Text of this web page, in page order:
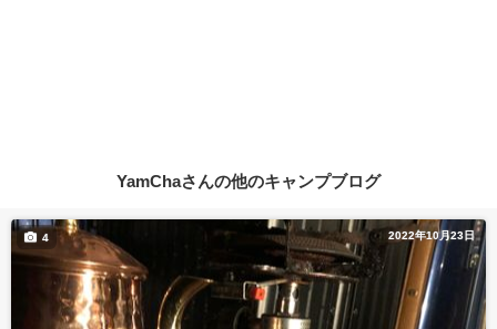
YamChaさんの他のキャンプブログ
2022年10月23日
4